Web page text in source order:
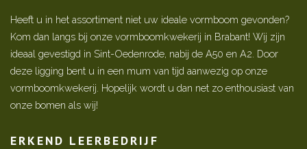
Heeft u in het assortiment niet uw ideale vormboom gevonden?
Kom dan langs bij onze vormboomkwekerij in Brabant! Wij zijn
ideaal gevestigd in Sint-Oedenrode, nabij de A50 en A2. Door
deze ligging bent u in een mum van tijd aanwezig op onze
vormboomkwekerij. Hopelijk wordt u dan net zo enthousiast van
onze bomen als wij!
ERKEND LEERBEDRIJF